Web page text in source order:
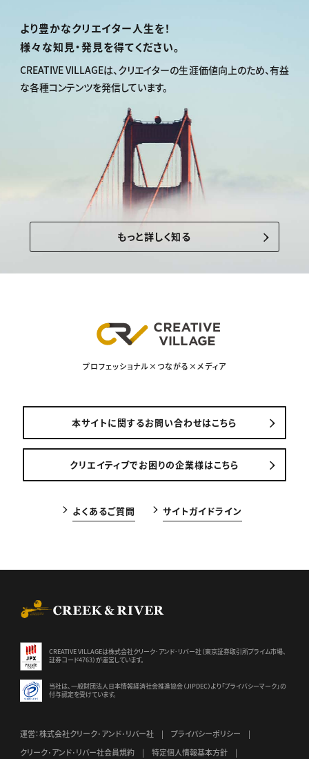
より豊かなクリエイター人生を！
様々な知見・発見を得てください。
CREATIVE VILLAGEは、 クリエイターの生涯価値向上のため、有益
な各種コンテンツを発信しています。
もっと詳しく知る
プロフェッショナル×つながる×メディア
本サイトに関するお問い合わせはこちら
クリエイティブでお困りの企業様はこちら
よくあるご質問 サイトガイドライン
CREATIVE VILLAGEは株式会社クリーク･アンド･リバー社（東京証券取引所プライム市場、
証券コード4763）が運営しています。
当社は、一般財団法人日本情報経済社会推進協会（JIPDEC）より 「プライバシーマーク」の
付与認定を受けています。
運営：株式会社クリーク･アンド･リバー社
プライバシーポリシー
クリーク･アンド･リバー社会員規約
特定個人情報基本方針